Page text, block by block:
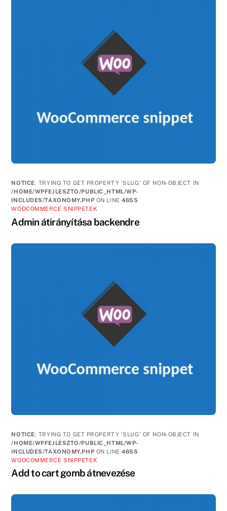
NOTICE: TRYING TO GET PROPERTY 'SLUG' OF NON-OBJECT IN
/HOME/WPFEJLESZTO/PUBLIC_HTML/WP-
INCLUDES/TAXONOMY.PHP ON LINE4655
WOOCOMMERCE SNIPPETEK
Admin átirányítása backendre
NOTICE: TRYING TO GET PROPERTY 'SLUG' OF NON-OBJECT IN
/HOME/WPFEJLESZTO/PUBLIC_HTML/WP-
INCLUDES/TAXONOMY.PHP ON LINE4655
WOOCOMMERCE SNIPPETEK
Add to cart gomb átnevezése